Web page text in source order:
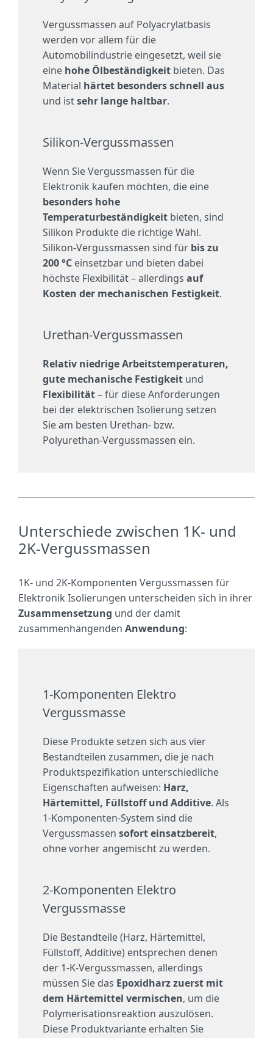
Vergussmassen auf Polyacrylatbasis
werden vor allem für die
Automobilindustrie eingesetzt, weil sie
eine hohe Ölbeständigkeit bieten. Das
Material härtet besonders schnell aus
und istsehr lange haltbar.
Silikon-Vergussmassen
Wenn Sie Vergussmassen für die
Elektronik kaufen möchten, die eine
besonders hohe
Temperaturbeständigkeit bieten, sind
Silikon Produkte die richtige Wahl.
Silikon-Vergussmassen sind für bis zu
200 °C einsetzbar und bieten dabei
höchste Flexibilität – allerdings auf
Kosten der mechanischen Festigkeit.
Urethan-Vergussmassen
Relativ niedrige Arbeitstemperaturen,
gute mechanische Festigkeit und
Flexibilität– für diese Anforderungen
bei der elektrischen Isolierung setzen
Sie am besten Urethan- bzw.
Polyurethan-Vergussmassen ein.
Unterschiede zwischen 1K- und
2K-Vergussmassen
1K- und 2K-Komponenten Vergussmassen für
Elektronik Isolierungen unterscheiden sich in ihrer
Zusammensetzung und der damit
zusammenhängenden Anwendung:
1-Komponenten Elektro
Vergussmasse
Diese Produkte setzen sich aus vier
Bestandteilen zusammen, die je nach
Produktspezifikation unterschiedliche
Eigenschaften aufweisen: Harz,
Härtemittel, Füllstoff und Additive. Als
1-Komponenten-System sind die
Vergussmassen sofort einsatzbereit,
ohne vorher angemischt zu werden.
2-Komponenten Elektro
Vergussmasse
Die Bestandteile (Harz, Härtemittel,
Füllstoff, Additive) entsprechen denen
der 1-K-Vergussmassen, allerdings
müssen Sie das Epoxidharz zuerst mit
dem Härtemittel vermischen, um die
Polymerisationsreaktion auszulösen.
Diese Produktvariante erhalten Sie